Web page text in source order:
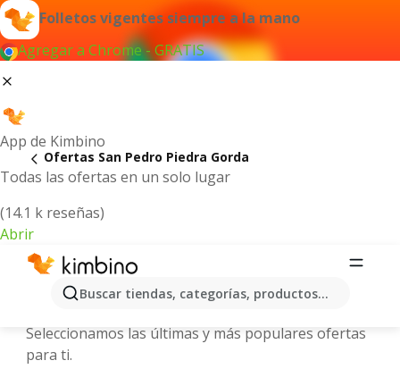
Folletos vigentes siempre a la mano
Agregar a Chrome - GRATIS
App de Kimbino
Todas las ofertas en un solo lugar
(14.1 k reseñas)
Abrir
Buscar tiendas, categorías, productos...
Ofertas San Pedro Piedra Gorda
San Pedro Piedra Gorda - Folletos y
Seleccionamos las últimas y más populares ofertas
para ti.